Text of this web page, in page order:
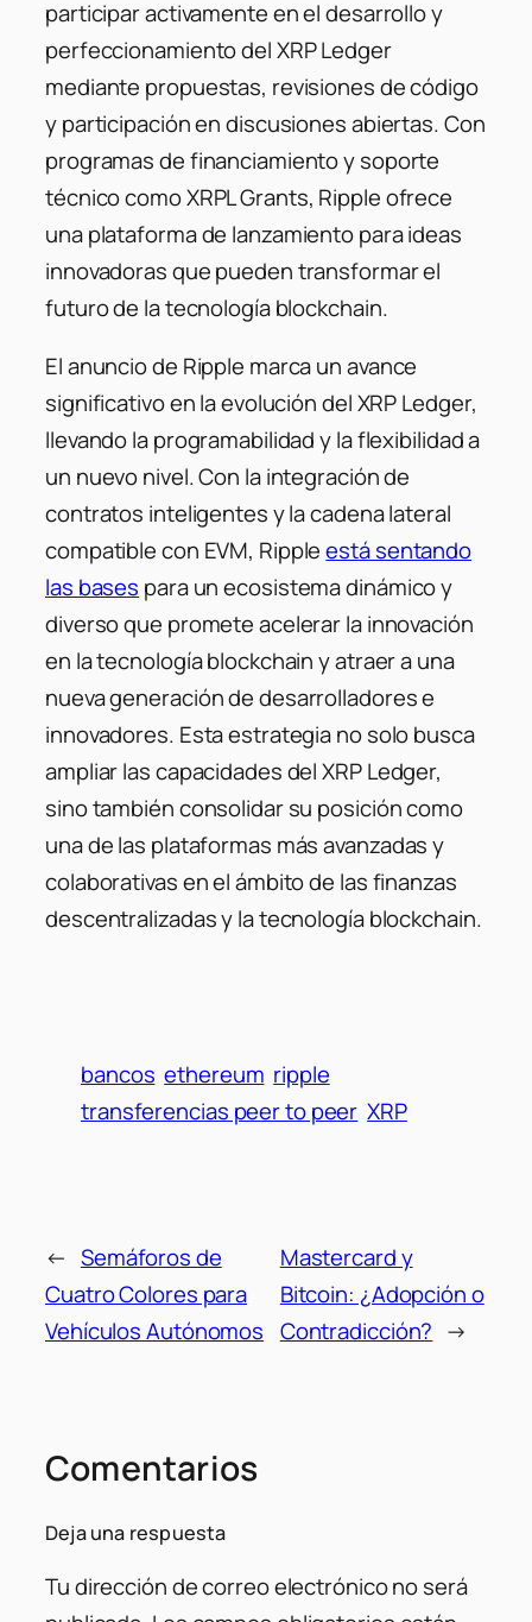
participar activamente en el desarrollo y
perfeccionamiento del XRP Ledger
mediante propuestas, revisiones de código
y participación en discusiones abiertas. Con
programas de financiamiento y soporte
técnico como XRPL Grants, Ripple ofrece
una plataforma de lanzamiento para ideas
innovadoras que pueden transformar el
futuro de la tecnología blockchain.
El anuncio de Ripple marca un avance
significativo en la evolución del XRP Ledger,
llevando la programabilidad y la flexibilidad a
un nuevo nivel. Con la integración de
contratos inteligentes y la cadena lateral
compatible con EVM, Rippleestá sentando
las bases para un ecosistema dinámico y
diverso que promete acelerar la innovación
en la tecnología blockchain y atraer a una
nueva generación de desarrolladores e
innovadores. Esta estrategia no solo busca
ampliar las capacidades del XRP Ledger,
sino también consolidar su posición como
una de las plataformas más avanzadas y
colaborativas en el ámbito de las finanzas
descentralizadas y la tecnología blockchain.
bancos ethereum ripple
transferencias peer to peer XRP
← Semáforos de
Cuatro Colores para
Vehículos Autónomos
Mastercard y
Bitcoin: ¿Adopción o
Contradicción? →
Comentarios
Deja una respuesta
Tu dirección de correo electrónico no será